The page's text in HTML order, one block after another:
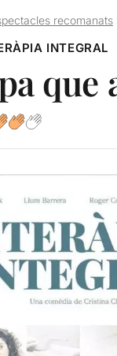
recomanats
INTEGRAL
que